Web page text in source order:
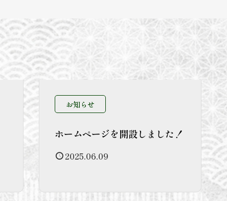
お知らせ
ホームページを開設しました！
2025.06.09